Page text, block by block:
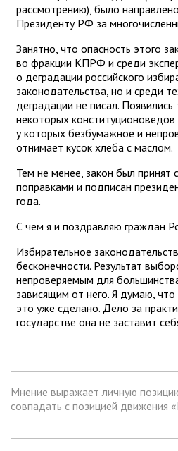
рассмотрению), было
Президенту РФ за
Занятно, что опасность этого
во фракции КПРФ и среди
о деградации российского
законодательства, но и среди
деградации не писал.
некоторых
у которых безбумажное и
отнимает кусок хлеба с маслом.
Тем не менее, закон был принят
поправками и подписан
года.
С чем я и поздравляю граждан
Избирательное
бесконечности. Результат
непроверяемым для
зависящим от него. Я думаю,
это уже сделано. Дело за
государстве она не заставит
Мнение выражает личную
совпадать с позицией движения